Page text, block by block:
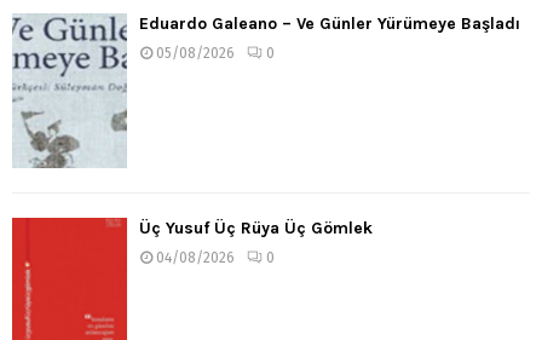
Eduardo Galeano – Ve Günler Yürümeye Başladı
05/08/2026 0
Üç Yusuf Üç Rüya Üç Gömlek
04/08/2026 0